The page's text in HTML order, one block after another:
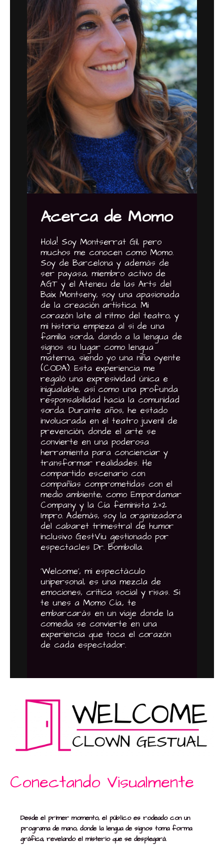
Acerca de Momo
Hola! Soy Montserrat Gil, pero
muchos me conocen como Momo.
Soy de Barcelona y además de
ser payasa, miembro activo de
AGT y el Ateneu de las Arts del
Baix Montseny, soy una apasionada
de la creación artística. Mi
corazón late al ritmo del teatro, y
mi historia empieza al si de una
familia sorda, dando a la lengua de
signos su lugar como lengua
materna, siendo yo una niña oyente
(CODA). Esta experiencia me
regaló una expresividad única e
inigualable, así como una profunda
responsabilidad hacia la comunidad
sorda. Durante años, he estado
involucrada en el teatro juvenil de
prevención, donde el arte se
convierte en una poderosa
herramienta para concienciar y
transformar realidades. He
compartido escenario con
compañías comprometidas con el
medio ambiente, como Empordamar
Company y la Cía feminista 2×2
Impro. Además, soy la organizadora
del cabaret trimestral de humor
inclusivo GestViu gestionado por
espectacles Dr. Bombolla.
‘Welcome’, mi espectáculo
unipersonal, es una mezcla de
emociones, crítica social y risas. Si
te unes a Momo Cía., te
embarcarás en un viaje donde la
comedia se convierte en una
experiencia que toca el corazón
de cada espectador.
Conectando Visualmente
Desde el primer momento, el público es rodeado con un
programa de mano, donde la lengua de signos toma forma
gráfica, revelando el misterio que se desplegará.